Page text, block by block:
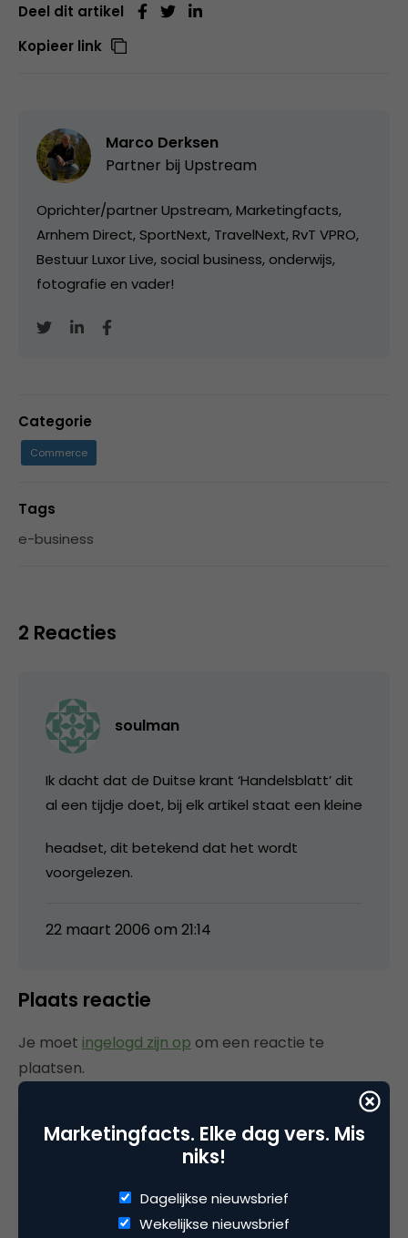
Deel dit artikel
Kopieer link
Marco Derksen
Partner bij Upstream
Oprichter/partner Upstream, Marketingfacts,
Arnhem Direct, SportNext, TravelNext, RvT VPRO,
Bestuur Luxor Live, social business, onderwijs,
fotografie en vader!
Categorie
Commerce
Tags
e-business
2 Reacties
soulman
Ik dacht dat de Duitse krant ‘Handelsblatt’ dit
al een tijdje doet, bij elk artikel staat een kleine
headset, dit betekend dat het wordt
voorgelezen.
22 maart 2006 om 21:14
Plaats reactie
Je moet ingelogd zijn op om een reactie te
plaatsen.
Gerelateerde artikelen
Rebel with or without a cause?
Wake-upcall voor ontwerpers
Marketingfacts. Elke dag vers. Mis
niks!
Dagelijkse nieuwsbrief
Wekelijkse nieuwsbrief